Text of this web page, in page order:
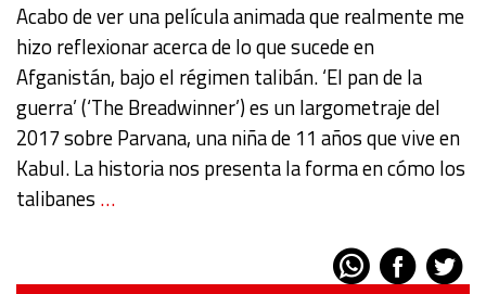
Acabo de ver una película animada que realmente me
hizo reflexionar acerca de lo que sucede en
Afganistán, bajo el régimen talibán. ‘El pan de la
guerra’ (‘The Breadwinner’) es un largometraje del
2017 sobre Parvana, una niña de 11 años que vive en
Kabul. La historia nos presenta la forma en cómo los
talibanes …